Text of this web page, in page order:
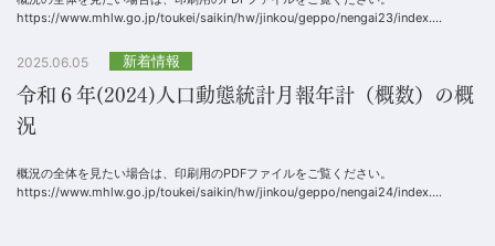
https://www.mhlw.go.jp/toukei/saikin/hw/jinkou/geppo/nengai23/index....
2025.06.05 新着情報
令和６年(2024)人口動態統計月報年計（概数）の概
況
概況の全体を見たい場合は、印刷用のPDFファイルをご覧ください。
https://www.mhlw.go.jp/toukei/saikin/hw/jinkou/geppo/nengai24/index....